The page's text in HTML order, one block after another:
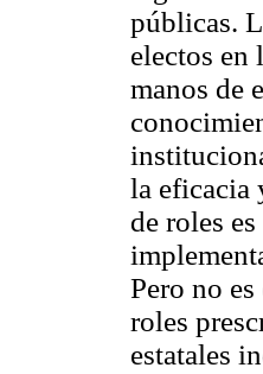
públicas.
electos en
manos de
la eficacia
de roles
Pero no
roles
estatales